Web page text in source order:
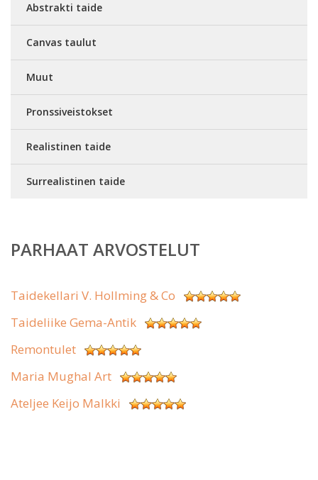
Abstrakti taide
Canvas taulut
Muut
Pronssiveistokset
Realistinen taide
Surrealistinen taide
PARHAAT ARVOSTELUT
Taidekellari V. Hollming & Co
Taideliike Gema-Antik
Remontulet
Maria Mughal Art
Ateljee Keijo Malkki